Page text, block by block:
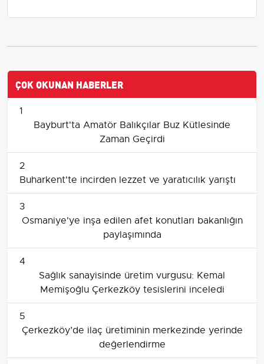
ÇOK OKUNAN HABERLER
1
Bayburt'ta Amatör Balıkçılar Buz Kütlesinde
Zaman Geçirdi
2
Buharkent'te incirden lezzet ve yaratıcılık yarıştı
3
Osmaniye'ye inşa edilen afet konutları bakanlığın
paylaşımında
4
Sağlık sanayisinde üretim vurgusu: Kemal
Memişoğlu Çerkezköy tesislerini inceledi
5
Çerkezköy’de ilaç üretiminin merkezinde yerinde
değerlendirme